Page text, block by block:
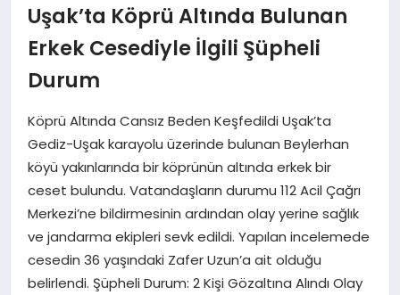
EĞITIM
GÜNDEM
SPOR
EKONOMI
MAGAZIN
OTOMOBIL
Uşak’ta Köprü Altında Bulunan
Erkek Cesediyle İlgili Şüpheli
Durum
Köprü Altında Cansız Beden Keşfedildi Uşak’ta
Gediz-Uşak karayolu üzerinde bulunan Beylerhan
köyü yakınlarında bir köprünün altında erkek bir
ceset bulundu. Vatandaşların durumu 112 Acil Çağrı
Merkezi’ne bildirmesinin ardından olay yerine sağlık
ve jandarma ekipleri sevk edildi. Yapılan incelemede
cesedin 36 yaşındaki Zafer Uzun’a ait olduğu
belirlendi. Şüpheli Durum: 2 Kişi Gözaltına Alındı Olay